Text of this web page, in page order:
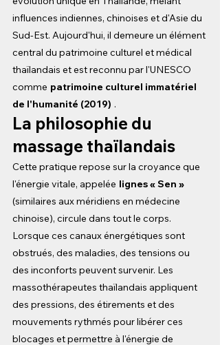
influences indiennes, chinoises et d'Asie du
Sud-Est. Aujourd'hui, il demeure un élément
central du patrimoine culturel et médical
thaïlandais et est reconnu par l'UNESCO
comme patrimoine culturel immatériel
de l'humanité (2019) .
La philosophie du
massage thaïlandais
Cette pratique repose sur la croyance que
l'énergie vitale, appelée lignes « Sen »
(similaires aux méridiens en médecine
chinoise), circule dans tout le corps.
Lorsque ces canaux énergétiques sont
obstrués, des maladies, des tensions ou
des inconforts peuvent survenir. Les
massothérapeutes thaïlandais appliquent
des pressions, des étirements et des
mouvements rythmés pour libérer ces
blocages et permettre à l'énergie de